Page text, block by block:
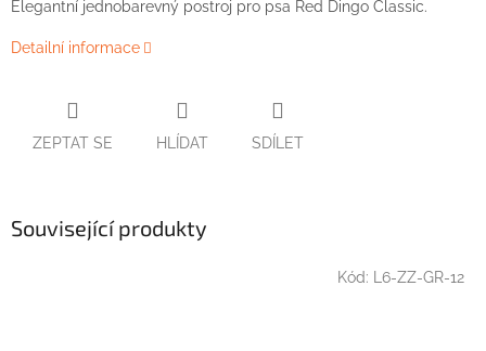
Elegantní jednobarevný postroj pro psa Red Dingo Classic.
Detailní informace
ZEPTAT SE HLÍDAT SDÍLET
Související produkty
Kód: L6-ZZ-GR-12